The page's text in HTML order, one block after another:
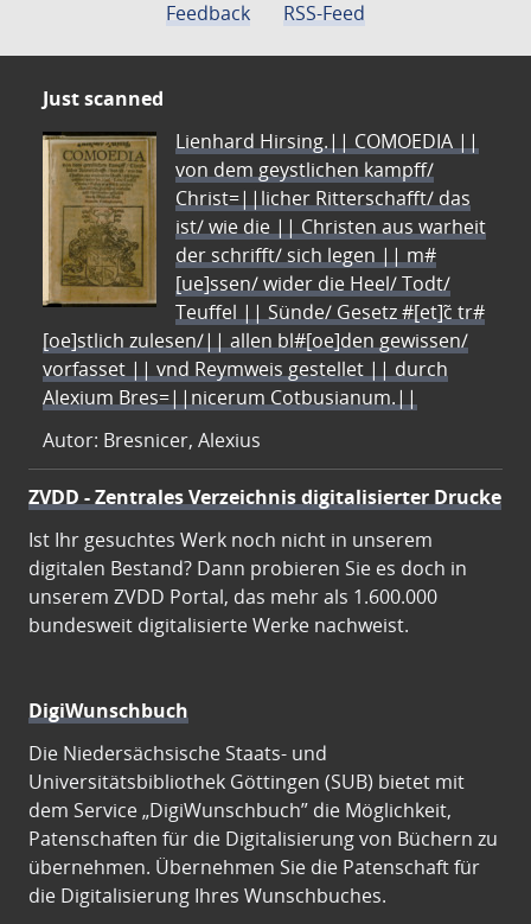
Feedback
RSS-Feed
Just scanned
Lienhard Hirsing.|| COMOEDIA ||
von dem geystlichen kampff/
Christ=||licher Ritterschafft/ das
ist/ wie die || Christen aus warheit
der schrifft/ sich legen || m#
[ue]ssen/ wider die Heel/ Todt/
Teuffel || Sünde/ Gesetz #[et]c̃ tr#
[oe]stlich zulesen/|| allen bl#[oe]den gewissen/
vorfasset || vnd Reymweis gestellet || durch
Alexium Bres=||nicerum Cotbusianum.||
Autor: Bresnicer, Alexius
ZVDD - Zentrales Verzeichnis digitalisierter Drucke
Ist Ihr gesuchtes Werk noch nicht in unserem
digitalen Bestand? Dann probieren Sie es doch in
unserem ZVDD Portal, das mehr als 1.600.000
bundesweit digitalisierte Werke nachweist.
DigiWunschbuch
Die Niedersächsische Staats- und
Universitätsbibliothek Göttingen (SUB) bietet mit
dem Service „DigiWunschbuch” die Möglichkeit,
Patenschaften für die Digitalisierung von Büchern zu
übernehmen. Übernehmen Sie die Patenschaft für
die Digitalisierung Ihres Wunschbuches.